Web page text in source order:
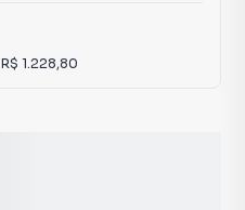
R$ 1.228,80